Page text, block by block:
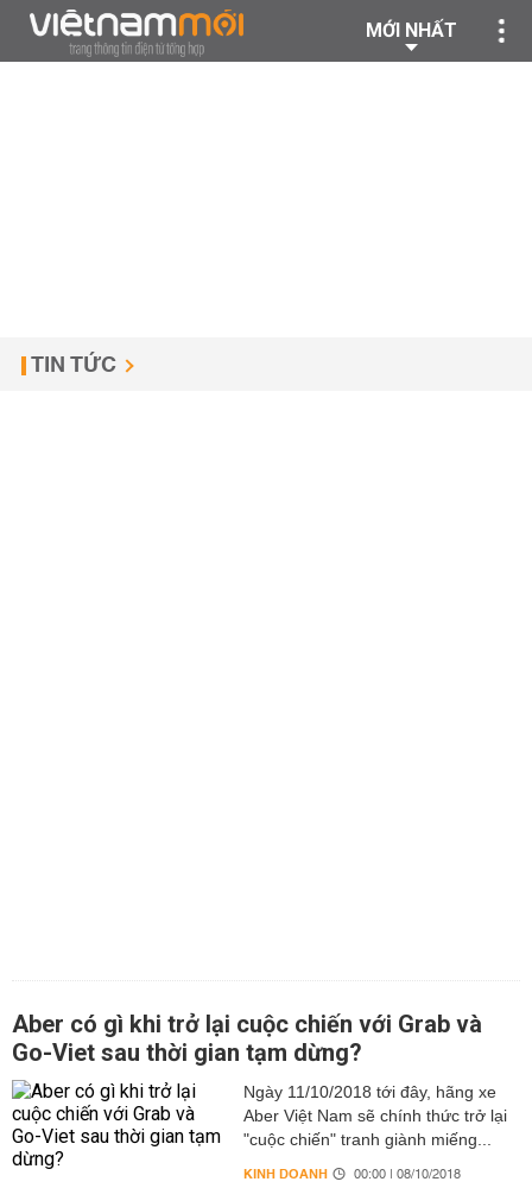
MỚI NHẤT
TIN TỨC
Aber có gì khi trở lại cuộc chiến với Grab và
Go-Viet sau thời gian tạm dừng?
Ngày 11/10/2018 tới đây, hãng xe
Aber Việt Nam sẽ chính thức trở lại
"cuộc chiến" tranh giành miếng...
KINH DOANH 00:00 | 08/10/2018